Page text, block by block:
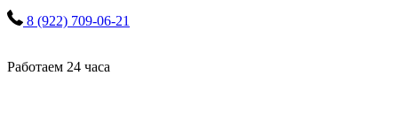
8 (922) 709-06-21
Работаем 24 часа